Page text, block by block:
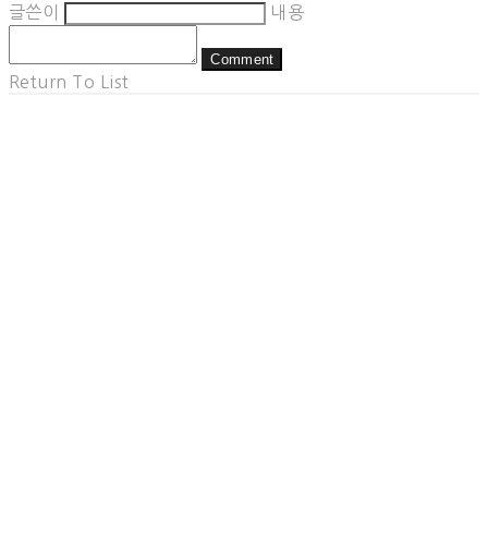
글쓴이
내용
Comment
Return To List